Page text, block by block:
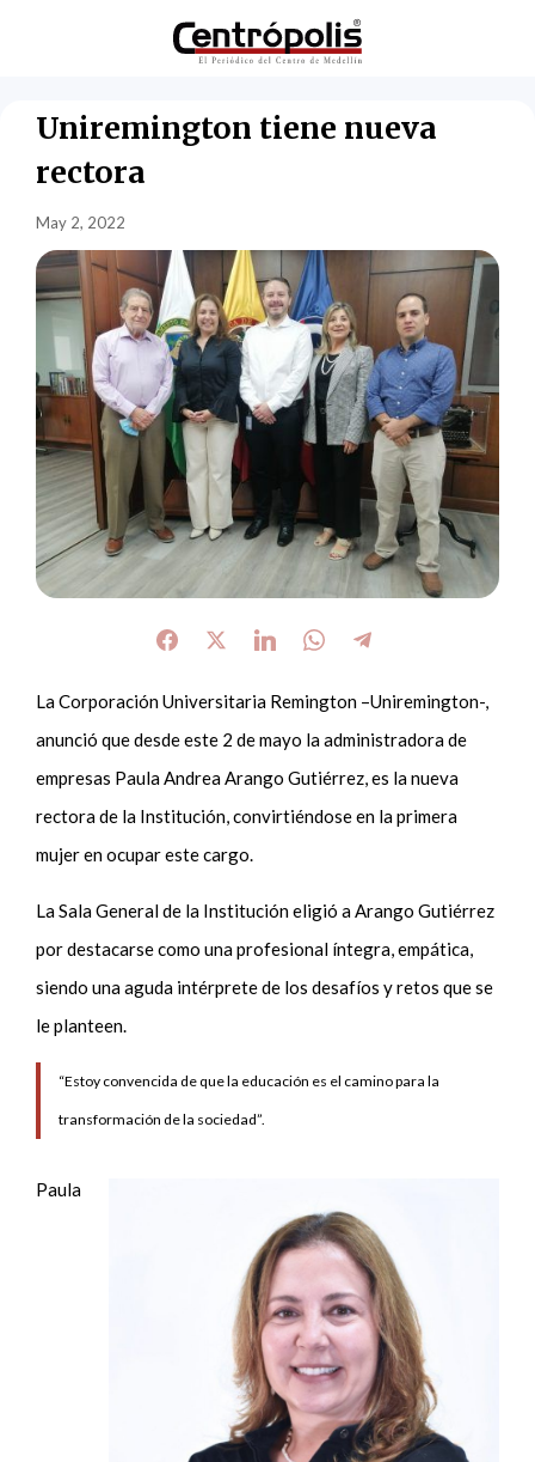
Uniremington tiene nueva
rectora
May 2, 2022
La Corporación Universitaria Remington –Uniremington-,
anunció que desde este 2 de mayo la administradora de
empresas Paula Andrea Arango Gutiérrez, es la nueva
rectora de la Institución, convirtiéndose en la primera
mujer en ocupar este cargo.
La Sala General de la Institución eligió a Arango Gutiérrez
por destacarse como una profesional íntegra, empática,
siendo una aguda intérprete de los desafíos y retos que se
le planteen.
“Estoy convencida de que la educación es el camino para la
transformación de la sociedad”.
Paula